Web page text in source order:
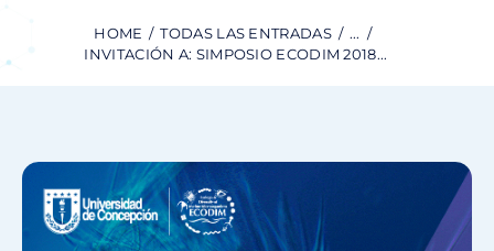
HOME TODAS LAS ENTRADAS
...
INVITACIÓN A: SIMPOSIO ECODIM 2018...